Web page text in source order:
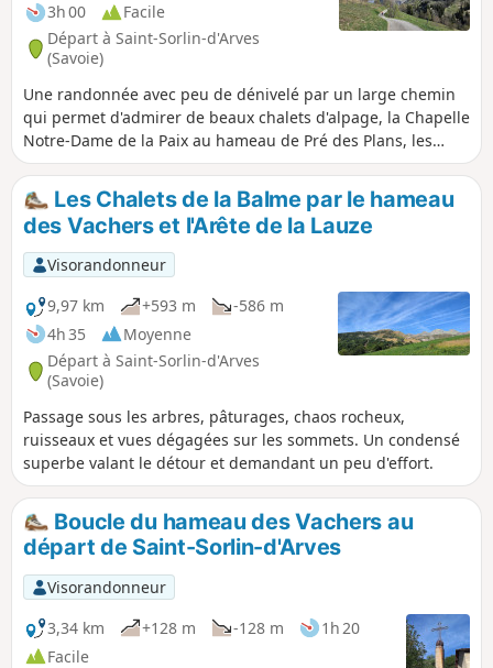
3h 00
Facile
Départ à Saint-Sorlin-d'Arves
(Savoie)
Une randonnée avec peu de dénivelé par un large chemin
qui permet d'admirer de beaux chalets d'alpage, la Chapelle
Notre-Dame de la Paix au hameau de Pré des Plans, les
Deux Ponts, avec de superbes panoramas.
Les Chalets de la Balme par le hameau
des Vachers et l'Arête de la Lauze
Visorandonneur
9,97 km
+593 m
-586 m
4h 35
Moyenne
Départ à Saint-Sorlin-d'Arves
(Savoie)
Passage sous les arbres, pâturages, chaos rocheux,
ruisseaux et vues dégagées sur les sommets. Un condensé
superbe valant le détour et demandant un peu d'effort.
Boucle du hameau des Vachers au
départ de Saint-Sorlin-d'Arves
Visorandonneur
3,34 km
+128 m -128 m
1h 20
Facile